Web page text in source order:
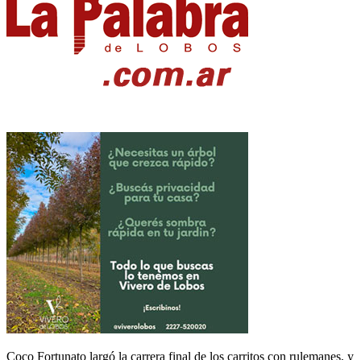
Coco Fortunato largó la carrera final de los carritos con rulemanes, y